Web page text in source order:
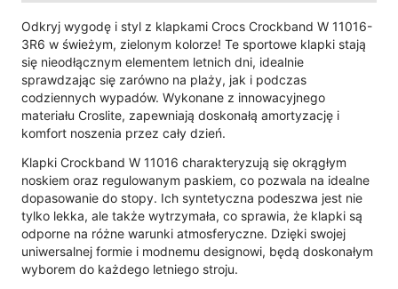
Odkryj wygodę i styl z klapkami Crocs Crockband W 11016-
3R6 w świeżym, zielonym kolorze! Te sportowe klapki stają
się nieodłącznym elementem letnich dni, idealnie
sprawdzając się zarówno na plaży, jak i podczas
codziennych wypadów. Wykonane z innowacyjnego
materiału Croslite, zapewniają doskonałą amortyzację i
komfort noszenia przez cały dzień.
Klapki Crockband W 11016 charakteryzują się okrągłym
noskiem oraz regulowanym paskiem, co pozwala na idealne
dopasowanie do stopy. Ich syntetyczna podeszwa jest nie
tylko lekka, ale także wytrzymała, co sprawia, że klapki są
odporne na różne warunki atmosferyczne. Dzięki swojej
uniwersalnej formie i modnemu designowi, będą doskonałym
wyborem do każdego letniego stroju.